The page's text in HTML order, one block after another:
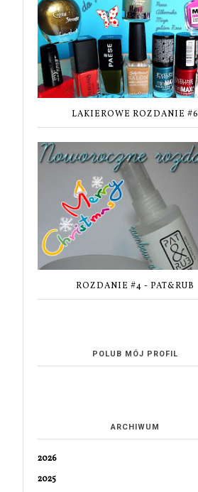
LAKIEROWE ROZDANIE #6
ROZDANIE #4 - PAT&RUB
POLUB MÓJ PROFIL
ARCHIWUM
2026
2025